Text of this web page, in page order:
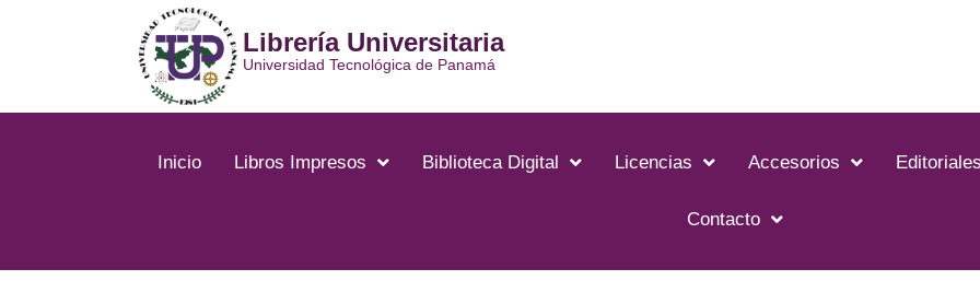
Librería Universitaria
Universidad Tecnológica de Panamá
Inicio Libros Impresos Biblioteca Digital Licencias Accesorios Editoriales
Contacto